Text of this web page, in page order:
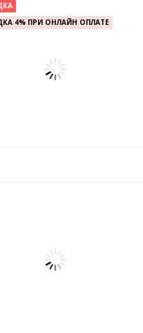
4% ПРИ ОНЛАЙН ОПЛАТЕ